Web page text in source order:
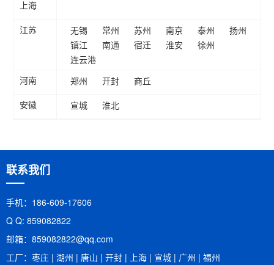
上海
江苏 无锡 常州 苏州 南京 泰州
扬州
镇江
南通 宿迁 淮安
徐州
连云港
河南 郑州 开封 商丘
安徽 宣城 淮北
联系我们
手机：186-609-17606
Q Q: 859082822
邮箱：​859082822@qq.com
工厂：枣庄 | 湖州 | 唐山 | 开封 | 上海 | 宣城 | 广州 | 福州